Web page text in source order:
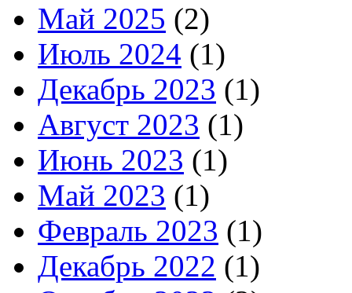
Май 2025 (2)
Июль 2024 (1)
Декабрь 2023 (1)
Август 2023 (1)
Июнь 2023 (1)
Май 2023 (1)
Февраль 2023 (1)
Декабрь 2022 (1)